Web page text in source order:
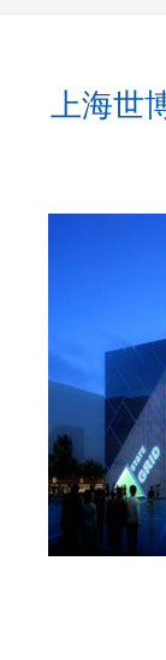
上海世